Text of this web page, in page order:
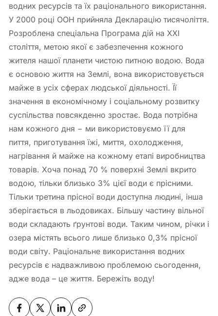
водних ресурсів та їх раціонального використання.
У 2000 році ООН прийняла Декларацію тисячоліття.
Розроблена спеціальна Програма дій на ХХІ
століття, метою якої є забезпечення кожного
жителя нашої планети чистою питною водою. Вода
є основою життя на Землі, вона використовується
майже в усіх сферах людської діяльності. Її
значення в економічному і соціальному розвитку
суспільства повсякденно зростає. Вода потрібна
нам кожного дня − ми використовуємо її для
пиття, приготування їжі, миття, охолодження,
нагрівання й майже на кожному етапі виробництва
товарів. Хоча понад 70 % поверхні Землі вкрито
водою, тільки близько 3% цієї води є прісними.
Тільки третина прісної води доступна людині, інша
зберігається в льодовиках. Більшу частину вільної
води складають ґрунтові води. Таким чином, річки і
озера містять всього лише близько 0,3% прісної
води світу. Раціональне використання водних
ресурсів є надважливою проблемою сьогодення,
адже вода – це життя. Бережіть воду!